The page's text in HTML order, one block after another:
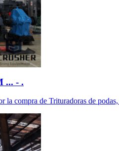
... - .
compra de Trituradoras de